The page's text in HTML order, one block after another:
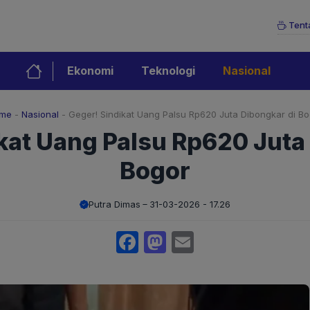
Ekonomi Teknologi Nasional
- Nasional - Geger! Sindikat Uang Palsu Rp620 Juta Dibongkar di
Uang Palsu Rp620
Bogor
Putra Dimas 31-03-2026 - 17.26
Facebook
Mastodon